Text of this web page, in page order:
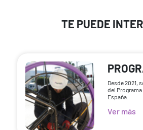
TE PUEDE
Desde 2021,
del Programa
España.
Ver más